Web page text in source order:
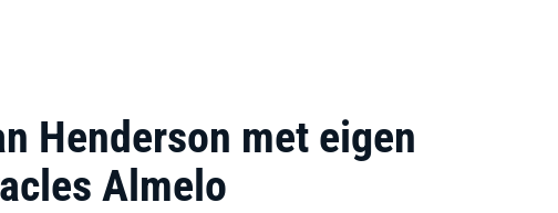
Henderson met eigen
Almelo